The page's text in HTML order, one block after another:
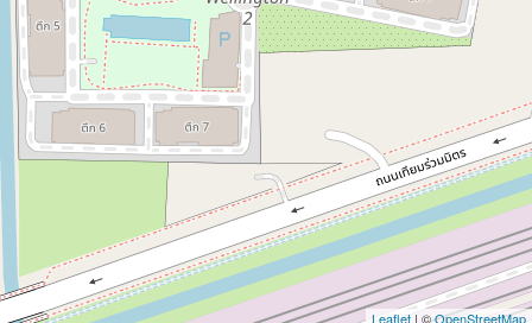
Leaflet | ©OpenStreetMap